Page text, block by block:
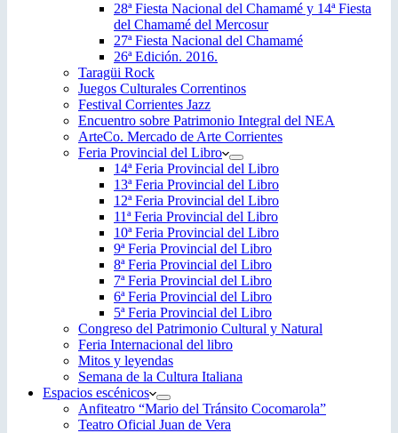
28ª Fiesta Nacional del Chamamé y 14ª Fiesta
del Chamamé del Mercosur
27ª Fiesta Nacional del Chamamé
26ª Edición. 2016.
Taragüi Rock
Juegos Culturales Correntinos
Festival Corrientes Jazz
Encuentro sobre Patrimonio Integral del NEA
ArteCo. Mercado de Arte Corrientes
Feria Provincial del Libro
14ª Feria Provincial del Libro
13ª Feria Provincial del Libro
12ª Feria Provincial del Libro
11ª Feria Provincial del Libro
10ª Feria Provincial del Libro
9ª Feria Provincial del Libro
8ª Feria Provincial del Libro
7ª Feria Provincial del Libro
6ª Feria Provincial del Libro
5ª Feria Provincial del Libro
Congreso del Patrimonio Cultural y Natural
Feria Internacional del libro
Mitos y leyendas
Semana de la Cultura Italiana
Espacios escénicos
Anfiteatro “Mario del Tránsito Cocomarola”
Teatro Oficial Juan de Vera